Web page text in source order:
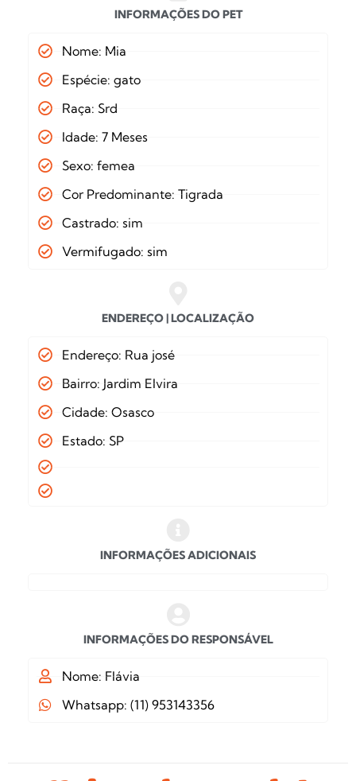
INFORMAÇÕES DO PET
Nome: Mia
Espécie: gato
Raça: Srd
Idade: 7 Meses
Sexo: femea
Cor Predominante: Tigrada
Castrado: sim
Vermifugado: sim
ENDEREÇO | LOCALIZAÇÃO
Endereço: Rua josé
Bairro: Jardim Elvira
Cidade: Osasco
Estado: SP
INFORMAÇÕES ADICIONAIS
INFORMAÇÕES DO RESPONSÁVEL
Nome: Flávia
Whatsapp: (11) 953143356